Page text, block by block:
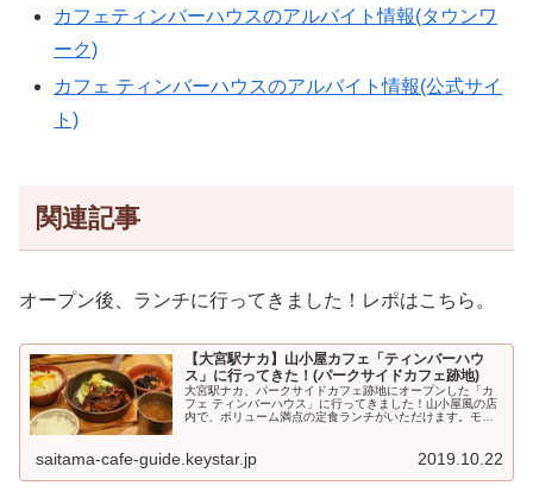
カフェティンバーハウスのアルバイト情報(タウンワ
ーク)
カフェ ティンバーハウスのアルバイト情報(公式サイ
ト)
関連記事
オープン後、ランチに行ってきました！レポはこちら。
【大宮駅ナカ】山小屋カフェ「ティンバーハウ
ス」に行ってきた！(パークサイドカフェ跡地)
大宮駅ナカ、パークサイドカフェ跡地にオープンした「カ
フェ ティンバーハウス」に行ってきました！山小屋風の店
内で、ボリューム満点の定食ランチがいただけます。モー
saitama-cafe-guide.keystar.jp 2019.10.22